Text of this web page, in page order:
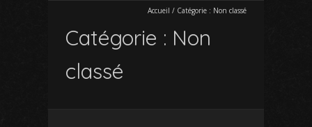
Accueil / Catégorie : Non classé
Catégorie : Non
classé